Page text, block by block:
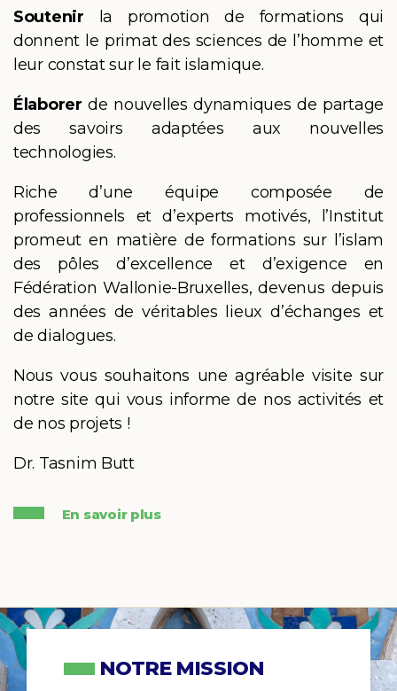
Soutenir la promotion de formations qui
donnent le primat des sciences de l’homme et
leur constat sur le fait islamique.
Élaborerde nouvelles dynamiques de partage
des savoirs adaptées aux nouvelles
technologies.
Riche d’une équipe composée de
professionnels et d’experts motivés, l’Institut
promeut en matière de formations sur l’islam
des pôles d’excellence et d’exigence en
Fédération Wallonie-Bruxelles, devenus depuis
des années de véritables lieux d’échanges et
de dialogues.
Nous vous souhaitons une agréable visite sur
notre site qui vous informe de nos activités et
de nos projets !
Dr. Tasnim Butt
En savoir plus
NOTRE MISSION